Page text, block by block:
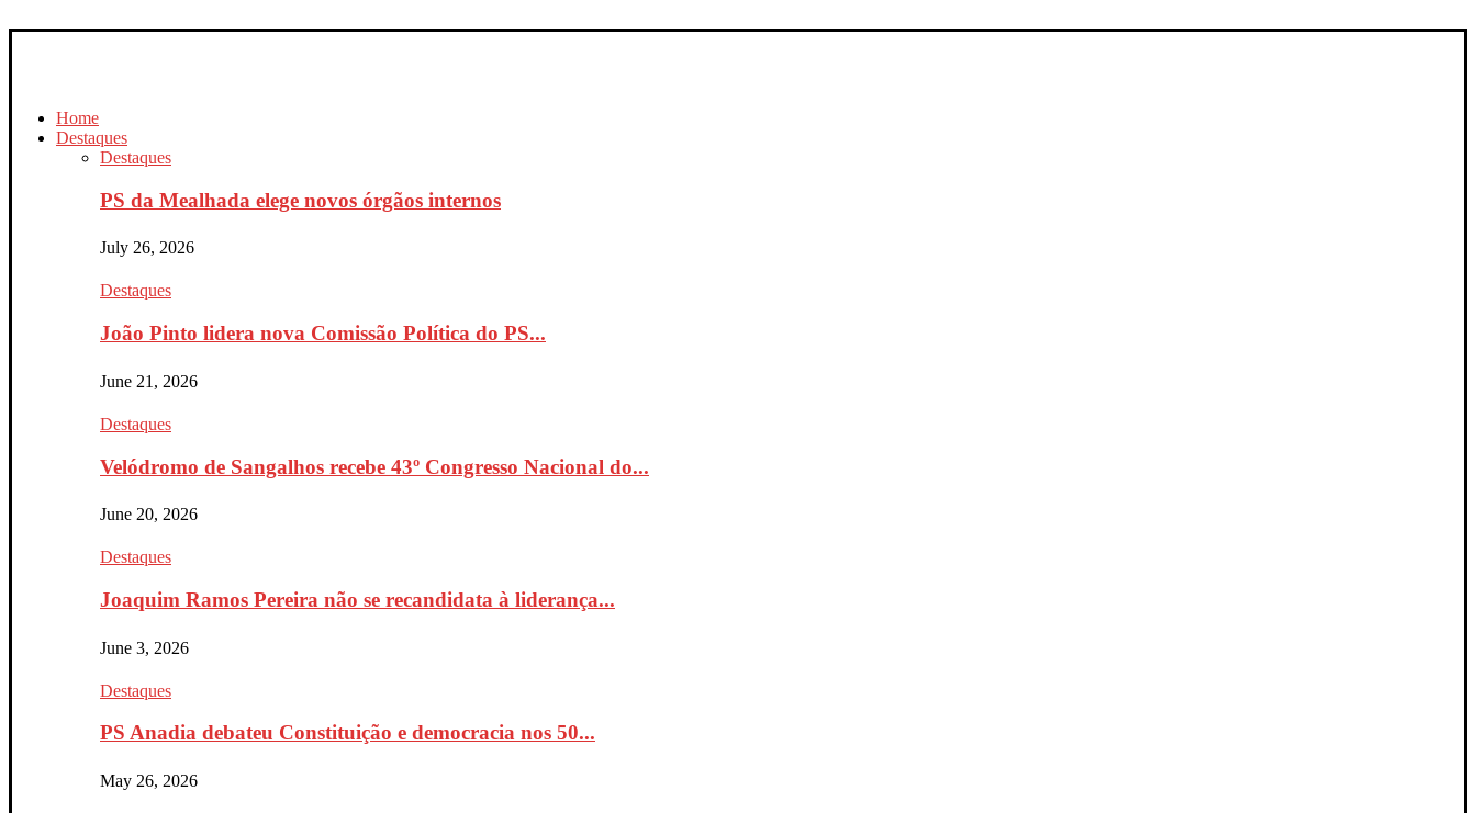
Home
Destaques
Destaques
PS da Mealhada elege novos órgãos internos
July 26, 2026
Destaques
João Pinto lidera nova Comissão Política do PS...
June 21, 2026
Destaques
Velódromo de Sangalhos recebe 43º Congresso Nacional do...
June 20, 2026
Destaques
Joaquim Ramos Pereira não se recandidata à liderança...
June 3, 2026
Destaques
PS Anadia debateu Constituição e democracia nos 50...
May 26, 2026